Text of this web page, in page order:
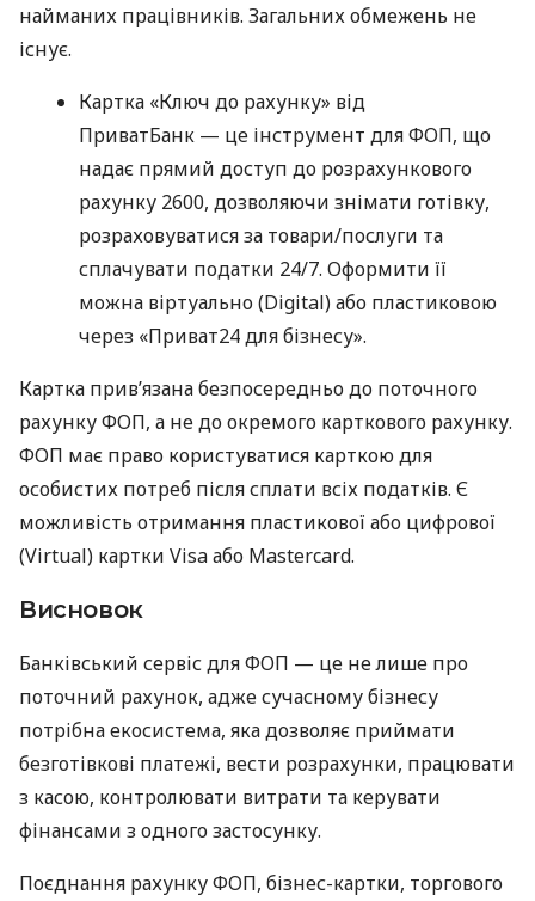
найманих працівників. Загальних обмежень не
існує.
Картка «Ключ до рахунку» від
ПриватБанк — це інструмент для ФОП, що
надає прямий доступ до розрахункового
рахунку 2600, дозволяючи знімати готівку,
розраховуватися за товари/послуги та
сплачувати податки 24/7. Оформити її
можна віртуально (Digital) або пластиковою
через «Приват24 для бізнесу».
Картка прив’язана безпосередньо до поточного
рахунку ФОП, а не до окремого карткового рахунку.
ФОП має право користуватися карткою для
особистих потреб після сплати всіх податків. Є
можливість отримання пластикової або цифрової
(Virtual) картки Visa або Mastercard.
Висновок
Банківський сервіс для ФОП — це не лише про
поточний рахунок, адже сучасному бізнесу
потрібна екосистема, яка дозволяє приймати
безготівкові платежі, вести розрахунки, працювати
з касою, контролювати витрати та керувати
фінансами з одного застосунку.
Поєднання рахунку ФОП, бізнес-картки, торгового